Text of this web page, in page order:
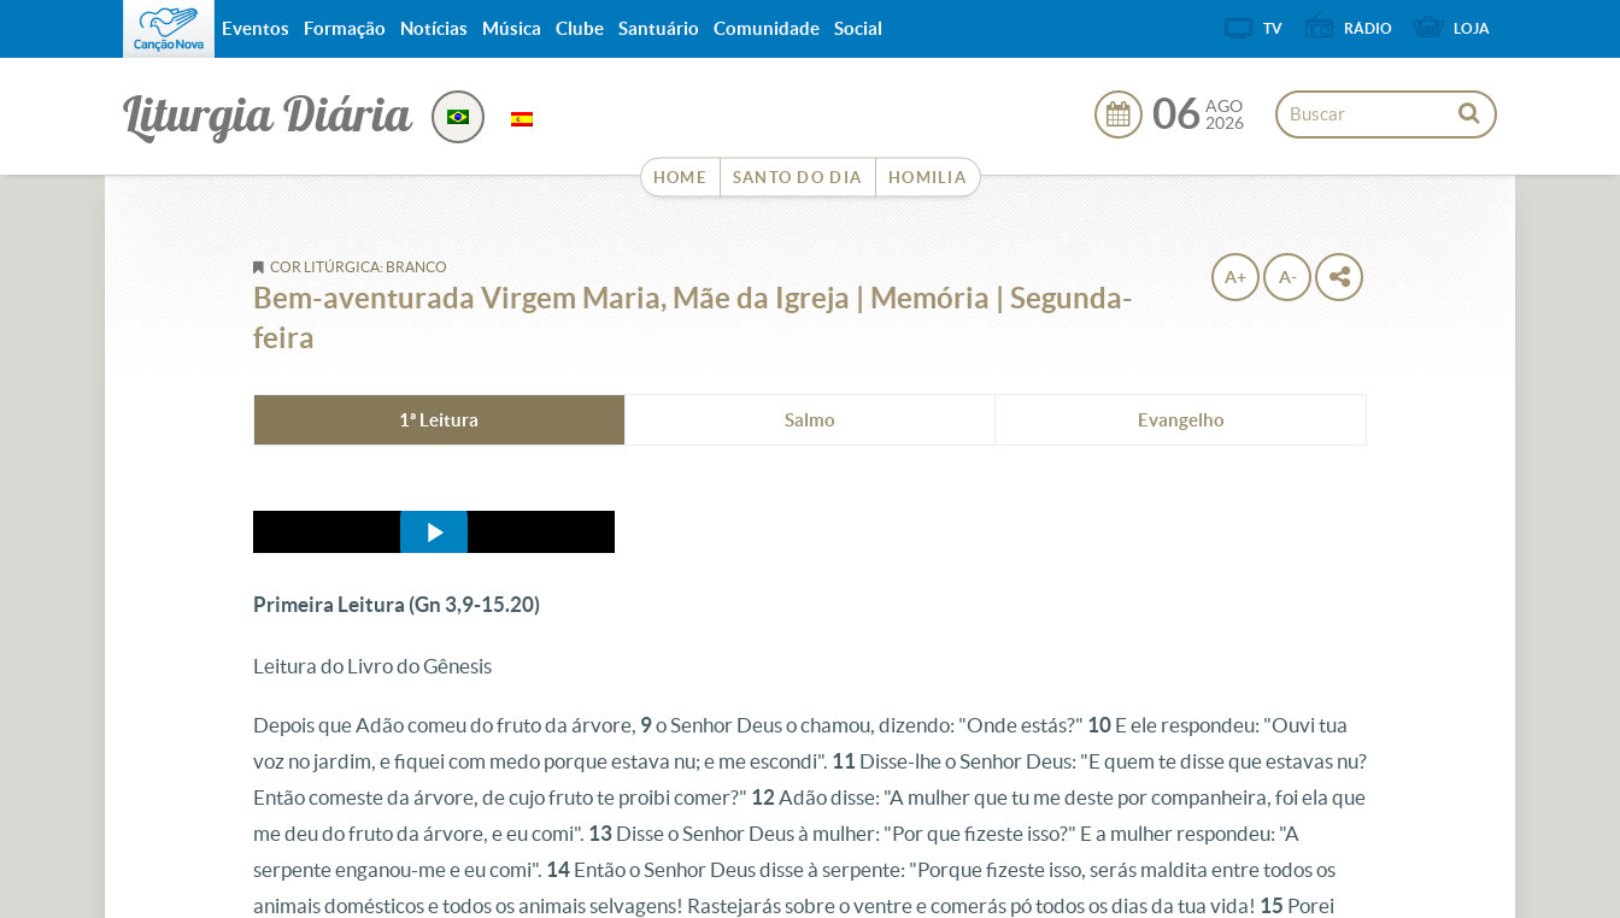
Liturgia Diária
HOME SANTO DO DIA HOMILIA
06 AGO
2026
COR LITÚRGICA: BRANCO
Bem-aventurada Virgem Maria, Mãe da Igreja | Memória | Segunda-
feira
A+ A-
1ª Leitura Salmo Evangelho
Primeira Leitura (Gn 3,9-15.20)
Leitura do Livro do Gênesis
Depois que Adão comeu do fruto da árvore, 9o Senhor Deus o chamou, dizendo: "Onde estás?" 10E ele respondeu: "Ouvi tua
voz no jardim, e fiquei com medo porque estava nu; e me escondi". 11 Disse-lhe o Senhor Deus: "E quem te disse que estavas nu?
Então comeste da árvore, de cujo fruto te proibi comer?" 12 Adão disse: "A mulher que tu me deste por companheira, foi ela que
me deu do fruto da árvore, e eu comi". 13Disse o Senhor Deus à mulher: "Por que fizeste isso?" E a mulher respondeu: "A
serpente enganou-me e eu comi". 14Então o Senhor Deus disse à serpente: "Porque fizeste isso, serás maldita entre todos os
animais domésticos e todos os animais selvagens! Rastejarás sobre o ventre e comerás pó todos os dias da tua vida! 15 Porei
Eventos Formação Notícias Música Clube Santuário Comunidade Social TV RÁDIO LOJA